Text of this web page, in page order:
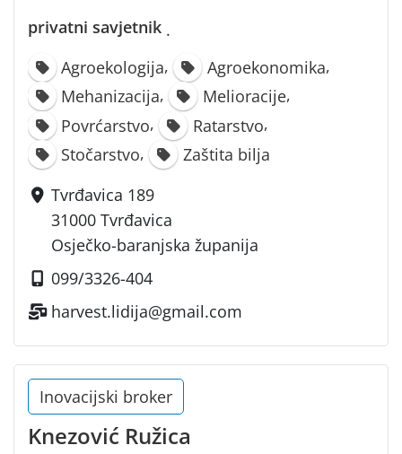
privatni savjetnik ·
Agroekologija, Agroekonomika,
Mehanizacija, Melioracije,
Povrćarstvo, Ratarstvo,
Stočarstvo,
Zaštita bilja
Tvrđavica 189
31000 Tvrđavica
Osječko-baranjska županija
099/3326-404
harvest.lidija@gmail.com
Inovacijski broker
Knezović Ružica